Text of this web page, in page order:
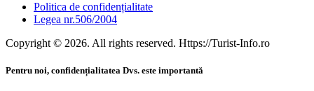
Politica de confidențialitate
Legea nr.506/2004
Copyright © 2026. All rights reserved. Https://Turist-Info.ro
Pentru noi, confidențialitatea Dvs. este importantă